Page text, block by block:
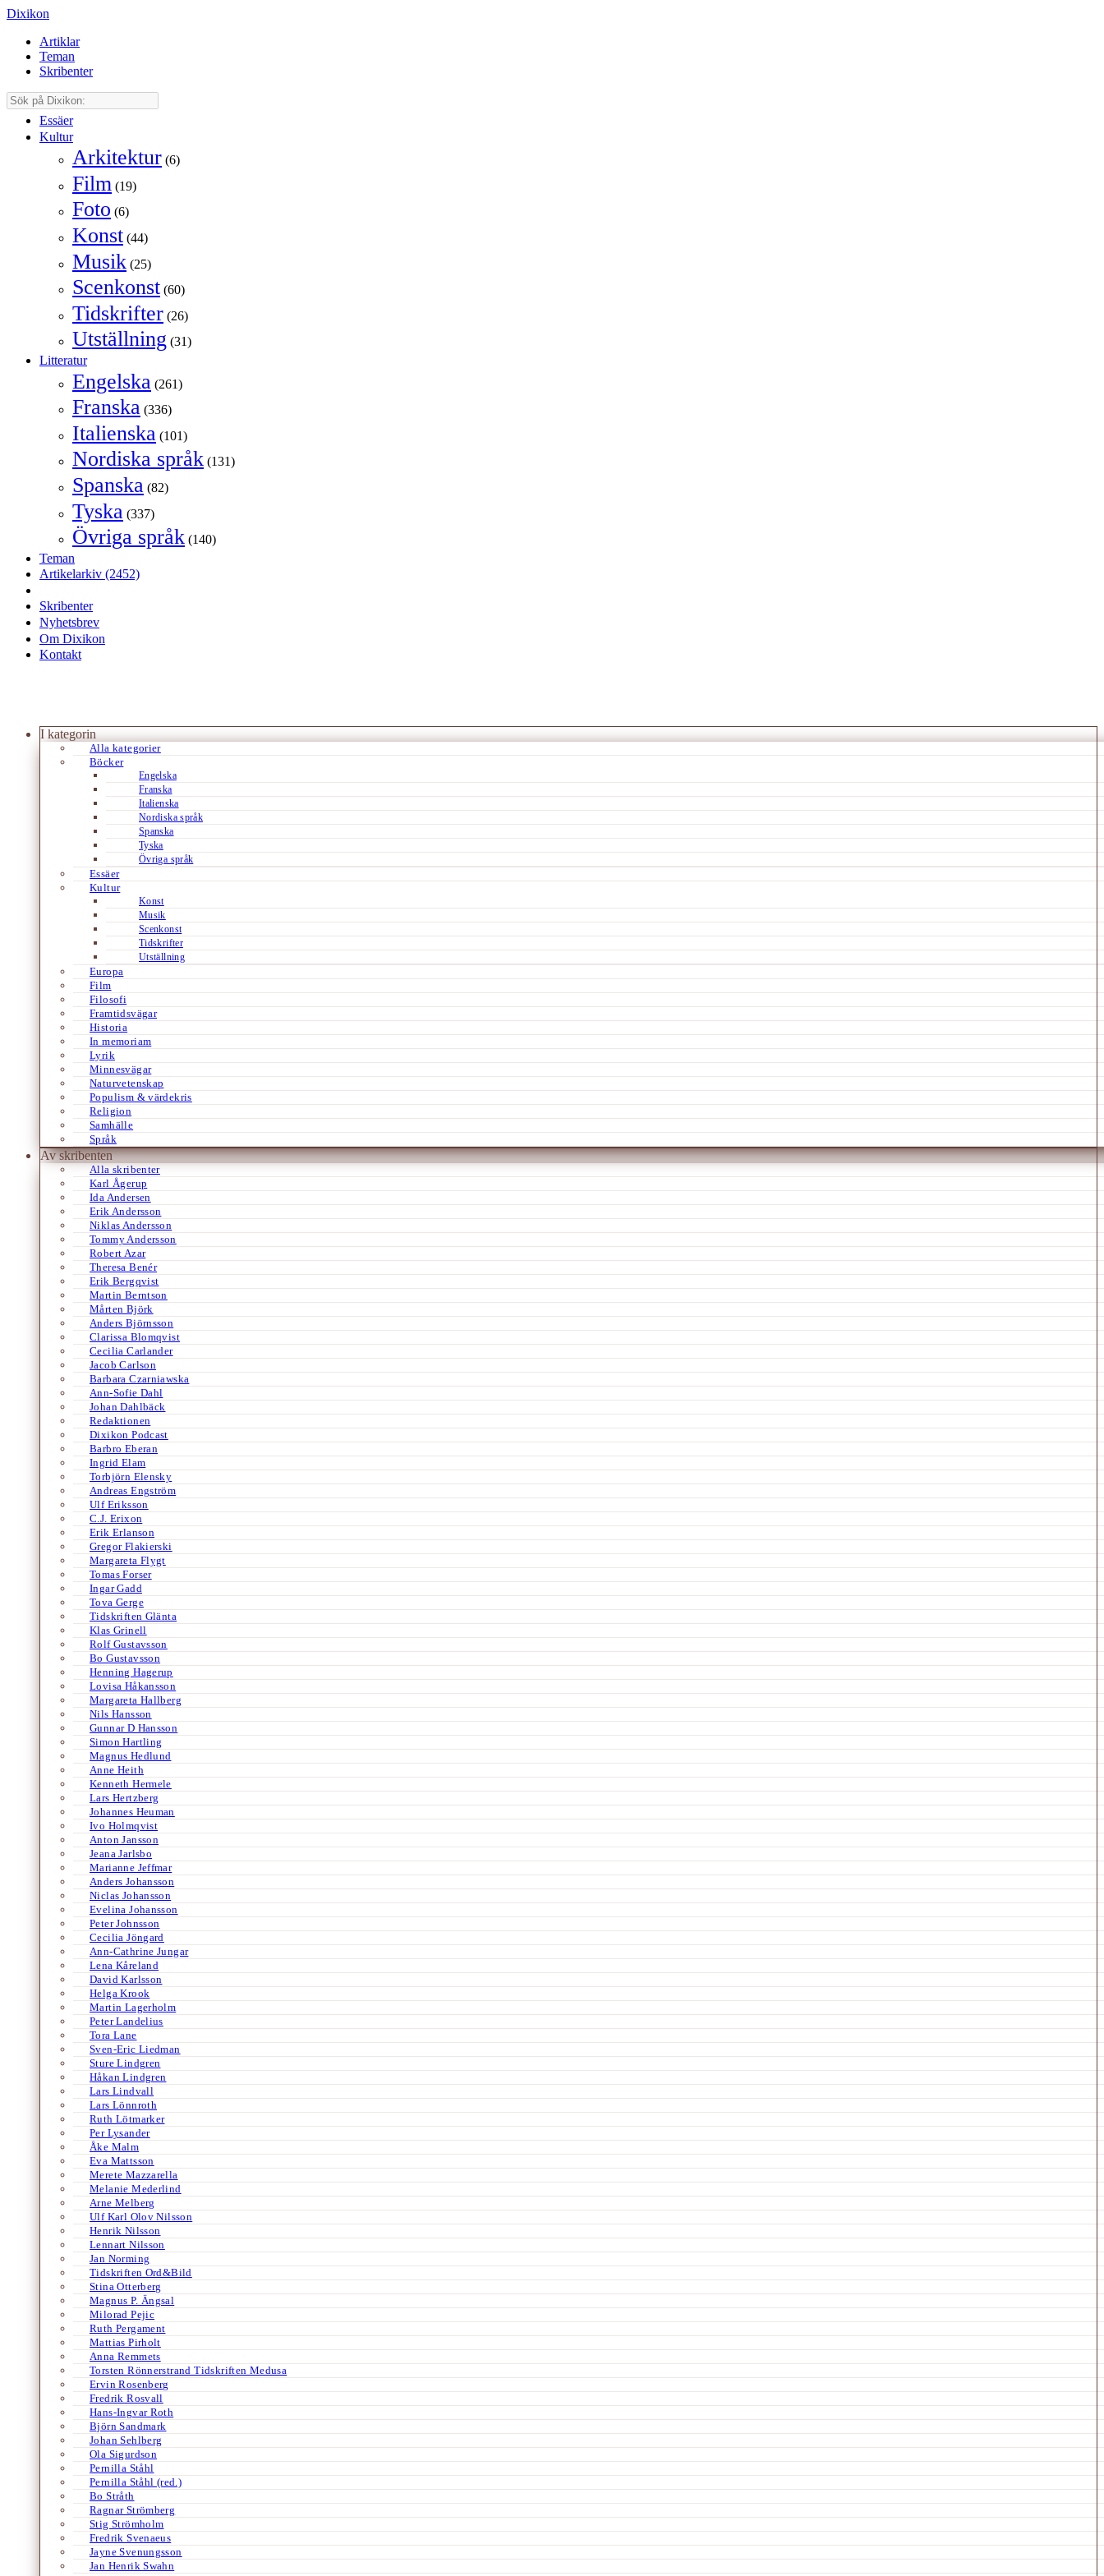
Dixikon
Artiklar
Teman
Skribenter
Essäer
Kultur
Arkitektur (6)
Film (19)
Foto (6)
Konst (44)
Musik (25)
Scenkonst (60)
Tidskrifter (26)
Utställning (31)
Litteratur
Engelska (261)
Franska (336)
Italienska (101)
Nordiska språk (131)
Spanska (82)
Tyska (337)
Övriga språk (140)
Teman
Artikelarkiv (2452)
Skribenter
Nyhetsbrev
Om Dixikon
Kontakt
I kategorin
Alla kategorier
Böcker
Engelska
Franska
Italienska
Nordiska språk
Spanska
Tyska
Övriga språk
Essäer
Kultur
Konst
Musik
Scenkonst
Tidskrifter
Utställning
Europa
Film
Filosofi
Framtidsvägar
Historia
In memoriam
Lyrik
Minnesvägar
Naturvetenskap
Populism & värdekris
Religion
Samhälle
Språk
Av skribenten
Alla skribenter
Karl Ågerup
Ida Andersen
Erik Andersson
Niklas Andersson
Tommy Andersson
Robert Azar
Theresa Benér
Erik Bergqvist
Martin Berntson
Mårten Björk
Anders Björnsson
Clarissa Blomqvist
Cecilia Carlander
Jacob Carlson
Barbara Czarniawska
Ann-Sofie Dahl
Johan Dahlbäck
Redaktionen
Dixikon Podcast
Barbro Eberan
Ingrid Elam
Torbjörn Elensky
Andreas Engström
Ulf Eriksson
C.J. Erixon
Erik Erlanson
Gregor Flakierski
Margareta Flygt
Tomas Forser
Ingar Gadd
Tova Gerge
Tidskriften Glänta
Klas Grinell
Rolf Gustavsson
Bo Gustavsson
Henning Hagerup
Lovisa Håkansson
Margareta Hallberg
Nils Hansson
Gunnar D Hansson
Simon Hartling
Magnus Hedlund
Anne Heith
Kenneth Hermele
Lars Hertzberg
Johannes Heuman
Ivo Holmqvist
Anton Jansson
Jeana Jarlsbo
Marianne Jeffmar
Anders Johansson
Niclas Johansson
Evelina Johansson
Peter Johnsson
Cecilia Jöngard
Ann-Cathrine Jungar
Lena Kåreland
David Karlsson
Helga Krook
Martin Lagerholm
Peter Landelius
Tora Lane
Sven-Eric Liedman
Sture Lindgren
Håkan Lindgren
Lars Lindvall
Lars Lönnroth
Ruth Lötmarker
Per Lysander
Åke Malm
Eva Mattsson
Merete Mazzarella
Melanie Mederlind
Arne Melberg
Ulf Karl Olov Nilsson
Henrik Nilsson
Lennart Nilsson
Jan Norming
Tidskriften Ord&Bild
Stina Otterberg
Magnus P. Ängsal
Milorad Pejic
Ruth Pergament
Mattias Pirholt
Anna Remmets
Torsten Rönnerstrand Tidskriften Medusa
Ervin Rosenberg
Fredrik Rosvall
Hans-Ingvar Roth
Björn Sandmark
Johan Sehlberg
Ola Sigurdson
Pernilla Ståhl
Pernilla Ståhl (red.)
Bo Stråth
Ragnar Strömberg
Stig Strömholm
Fredrik Svenaeus
Jayne Svenungsson
Jan Henrik Swahn